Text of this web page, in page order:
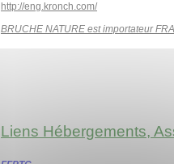
http://eng.kronch.com/
BRUCHE NATURE est importateur
Liens Hébergements,